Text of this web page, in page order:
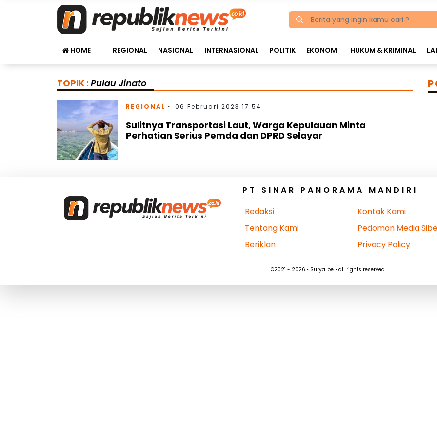
HOME REGIONAL NASIONAL INTERNASIONAL POLITIK EKONOMI HUKUM & KRIMINAL
TOPIK : Pulau Jinato
REGIONAL 06 Februari 2023 17:54
Sulitnya Transportasi Laut, Warga Kepulauan Minta
Perhatian Serius Pemda dan DPRD Selayar
PT SINAR PANORAMA MANDIRI
Redaksi
Tentang Kami
Beriklan
Kontak Kami
Pedoman Media
Privacy Policy
©2021 - 2026 • SuryaLoe • all rights reserved